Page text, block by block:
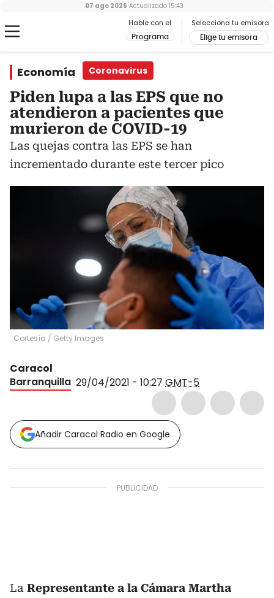
Hable con el
Programa
Selecciona tu emisora
Elige tu emisora
07 ago 2026 Actualizado 15:43
Economía Coronavirus
Piden lupa a las EPS que no
atendieron a pacientes que
murieron de COVID-19
Las quejas contra las EPS se han
incrementado durante este tercer pico
Cortesía / Getty Images
Caracol
Barranquilla 29/04/2021 - 10:27 GMT-5
Añadir Caracol Radio en Google
La Representante a la Cámara Martha